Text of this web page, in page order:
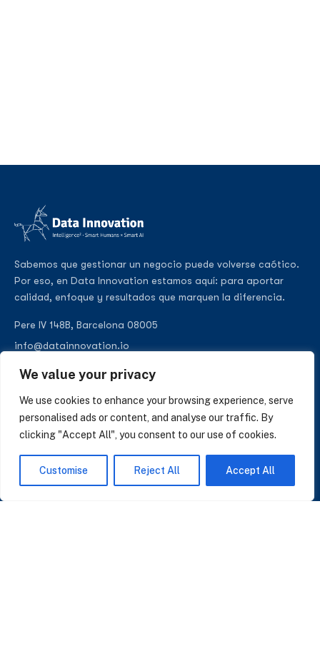
We value your privacy
We use cookies to enhance your browsing experience, serve
personalised ads or content, and analyse our traffic. By
clicking "Accept All", you consent to our use of cookies.
Customise Reject All Accept All
Sabemos que gestionar un negocio puede volverse caótico.
Por eso, en Data Innovation estamos aquí: para aportar
calidad, enfoque y resultados que marquen la diferencia.
Pere IV 148B, Barcelona 08005
info@datainnovation.io
SUSCRÍBASE A NUESTRAS NOTICIAS
Perspectivas sobre IA, datos y CRM. Sin spam, solo lo que importa.